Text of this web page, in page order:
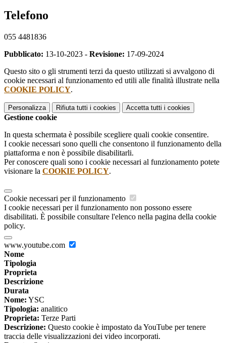
Telefono
055 4481836
Pubblicato: 13-10-2023 - Revisione: 17-09-2024
Questo sito o gli strumenti terzi da questo utilizzati si avvalgono di
cookie necessari al funzionamento ed utili alle finalità illustrate nella
COOKIE POLICY.
Personalizza Rifiuta tutti i cookies Accetta tutti i cookies
Gestione cookie
In questa schermata è possibile scegliere quali cookie consentire.
I cookie necessari sono quelli che consentono il funzionamento della
piattaforma e non è possibile disabilitarli.
Per conoscere quali sono i cookie necessari al funzionamento potete
visionare la COOKIE POLICY.
Cookie necessari per il funzionamento
I cookie necessari per il funzionamento non possono essere
disabilitati. È possibile consultare l'elenco nella pagina della cookie
policy.
www.youtube.com
Nome
Tipologia
Proprieta
Descrizione
Durata
Nome: YSC
Tipologia: analitico
Proprieta: Terze Parti
Descrizione: Questo cookie è impostato da YouTube per tenere
traccia delle visualizzazioni dei video incorporati.